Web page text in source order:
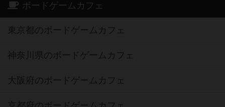
ボードゲームカフェ
東京都のボードゲームカフェ
神奈川県のボードゲームカフェ
大阪府のボードゲームカフェ